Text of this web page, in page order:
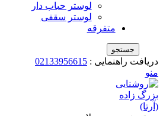
لوستر حباب دار
لوستر سقفی
متفرقه
جستجو
دریافت راهنمایی : 02133956615
منو